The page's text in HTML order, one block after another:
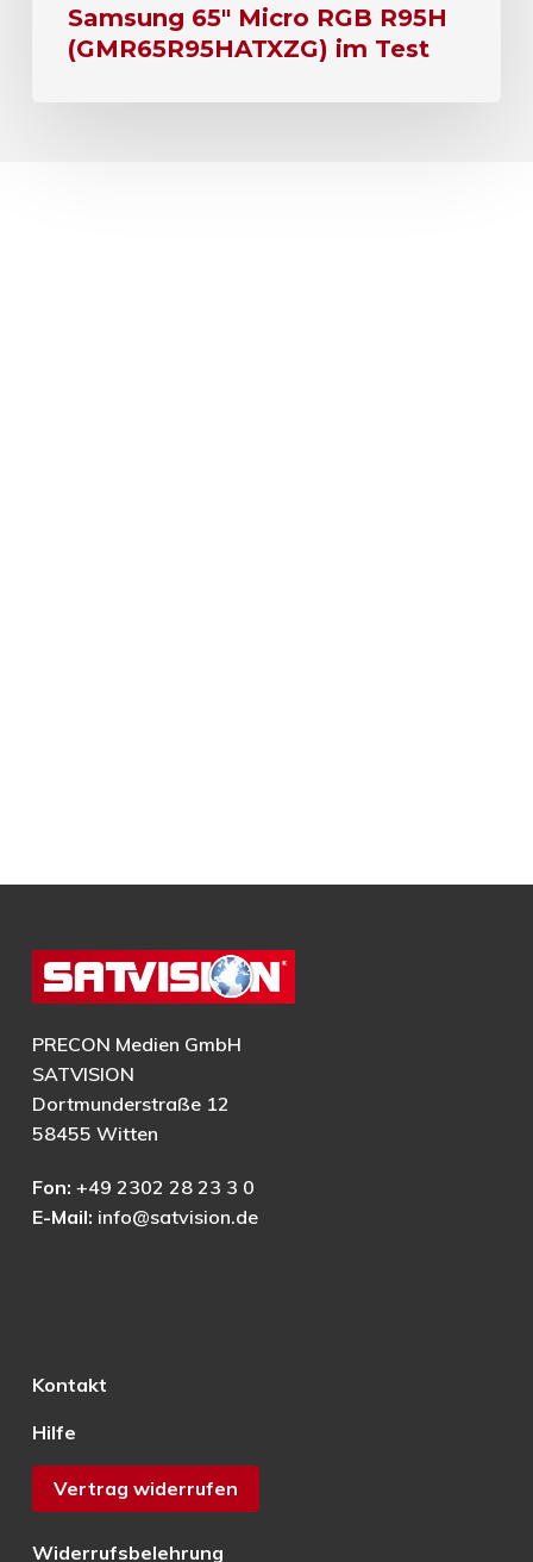
Samsung 65″ Micro RGB R95H
(GMR65R95HATXZG) im Test
PRECON Medien GmbH
SATVISION
Dortmunderstraße 12
58455 Witten
Fon: +49 2302 28 23 3 0
E-Mail: info@satvision.de
Kontakt
Hilfe
Vertrag widerrufen
Widerrufsbelehrung